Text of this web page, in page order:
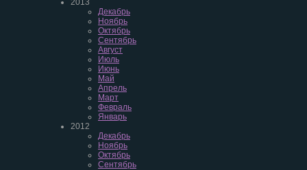
2013
Декабрь
Ноябрь
Октябрь
Сентябрь
Август
Июль
Июнь
Май
Апрель
Март
Февраль
Январь
2012
Декабрь
Ноябрь
Октябрь
Сентябрь